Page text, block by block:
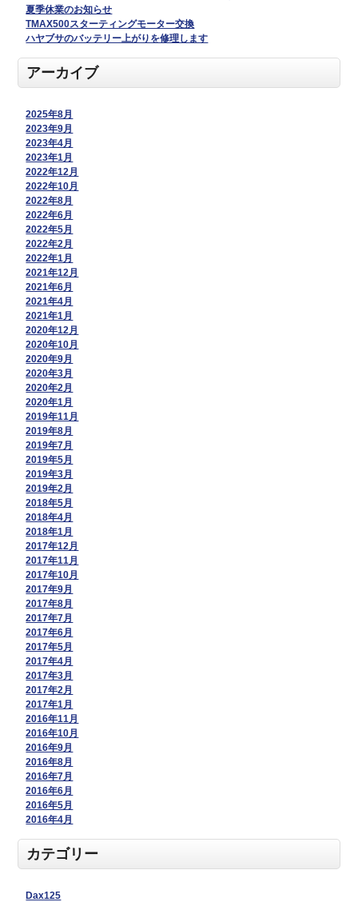
夏季休業のお知らせ
TMAX500スターティングモーター交換
ハヤブサのバッテリー上がりを修理します
アーカイブ
2025年8月
2023年9月
2023年4月
2023年1月
2022年12月
2022年10月
2022年8月
2022年6月
2022年5月
2022年2月
2022年1月
2021年12月
2021年6月
2021年4月
2021年1月
2020年12月
2020年10月
2020年9月
2020年3月
2020年2月
2020年1月
2019年11月
2019年8月
2019年7月
2019年5月
2019年3月
2019年2月
2018年5月
2018年4月
2018年1月
2017年12月
2017年11月
2017年10月
2017年9月
2017年8月
2017年7月
2017年6月
2017年5月
2017年4月
2017年3月
2017年2月
2017年1月
2016年11月
2016年10月
2016年9月
2016年8月
2016年7月
2016年6月
2016年5月
2016年4月
カテゴリー
Dax125